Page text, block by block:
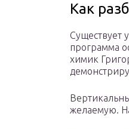
Как
Существует
программа
химик
желаемую.